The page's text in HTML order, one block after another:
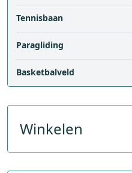
Tennisbaan
Paragliding
Basketbalveld
Winkelen